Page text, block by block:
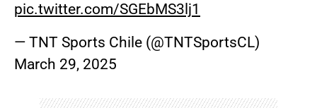
pic.twitter.com/SGEbMS3lj1
— TNT Sports Chile (@TNTSportsCL)
March 29, 2025